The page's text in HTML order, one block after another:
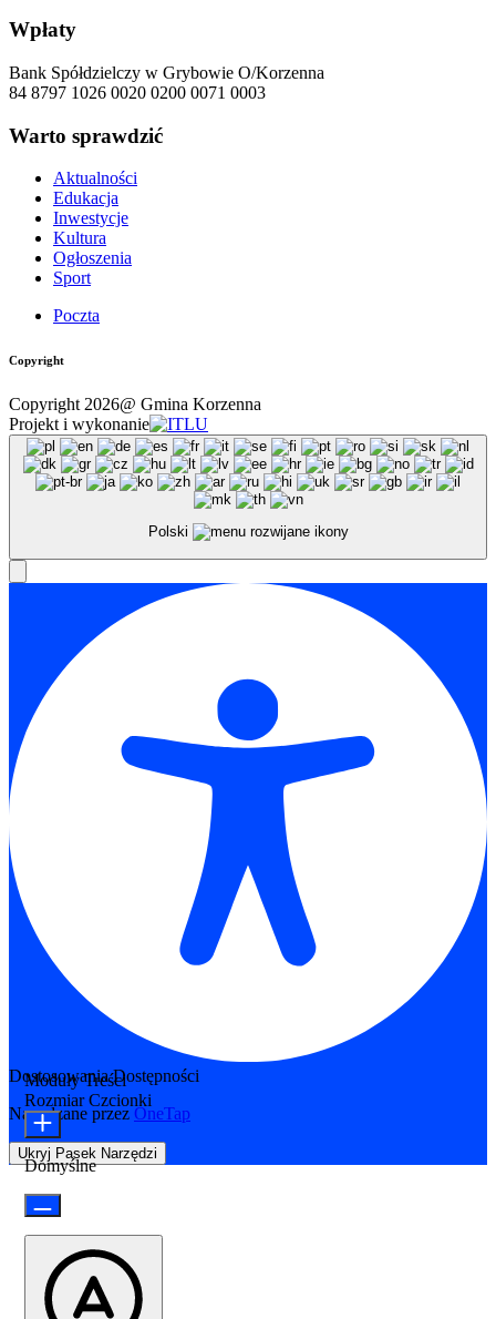
Wpłaty
Bank Spółdzielczy w Grybowie O/Korzenna
84 8797 1026 0020 0200 0071 0003
Warto sprawdzić
Aktualności
Edukacja
Inwestycje
Kultura
Ogłoszenia
Sport
Poczta
Copyright
Copyright 2026@ Gmina Korzenna
Projekt i wykonanie
Polski
Dostosowania Dostępności
Napędzane przez OneTap
Ukryj Pasek Narzędzi
Moduły Treści
Rozmiar Czcionki
Domyślne